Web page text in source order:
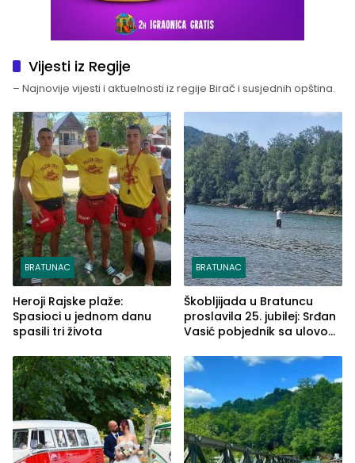
Vijesti iz Regije
– Najnovije vijesti i aktuelnosti iz regije Birač i susjednih opština.
BRATUNAC
Heroji Rajske plaže:
Spasioci u jednom danu
spasili tri života
BRATUNAC
Škobljijada u Bratuncu
proslavila 25. jubilej: Srđan
Vasić pobjednik sa ulovom